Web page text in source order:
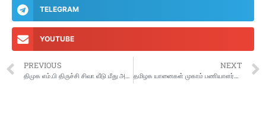
TELEGRAM
YOUTUBE
PREVIOUS
திமுக எம்.பி திருச்சி சிவா வீடு மீது அமைச்சர் கே.என்.நேரு ஆதரவாளர்கள் தாக்குதல்; கார் கண்ணாடி உடைப்பு
NEXT
தமிழக யானைகள் முகாம் பணியாளர்கள் 91 பேருக்கு தலா ரூ.1 லட்சம் பரிசு: முதல்வர் மு.க.ஸ்டாலின் உத்தரவு